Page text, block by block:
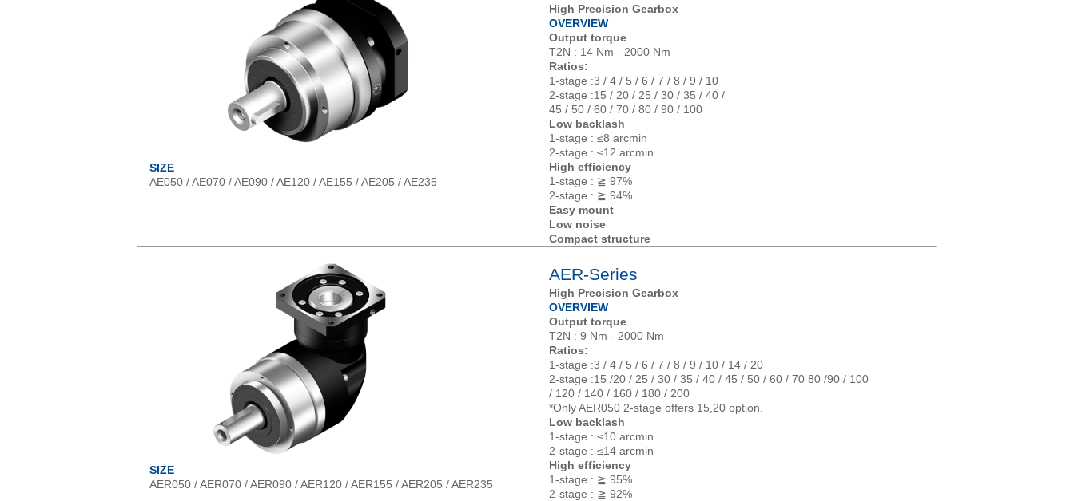
High Precision Gearbox
OVERVIEW
Output torque
T2N : 14 Nm - 2000 Nm
Ratios:
1-stage :3 / 4 / 5 / 6 / 7 / 8 / 9 / 10
2-stage :15 / 20 / 25 / 30 / 35 / 40 /
45 / 50 / 60 / 70 / 80 / 90 / 100
Low backlash
1-stage : ≤8 arcmin
2-stage : ≤12 arcmin
High efficiency
1-stage : ≧ 97%
2-stage : ≧ 94%
Easy mount
Low noise
Compact structure
SIZE
AE050 / AE070 / AE090 / AE120 / AE155 / AE205 / AE235
AER-Series
High Precision Gearbox
OVERVIEW
Output torque
T2N : 9 Nm - 2000 Nm
Ratios:
1-stage :3 / 4 / 5 / 6 / 7 / 8 / 9 / 10 / 14 / 20
2-stage :15 /20 / 25 / 30 / 35 / 40 / 45 / 50 / 60 / 70 80 /90 / 100
/ 120 / 140 / 160 / 180 / 200
*Only AER050 2-stage offers 15,20 option.
Low backlash
1-stage : ≤10 arcmin
2-stage : ≤14 arcmin
High efficiency
1-stage : ≧ 95%
2-stage : ≧ 92%
SIZE
AER050 / AER070 / AER090 / AER120 / AER155 / AER205 / AER235